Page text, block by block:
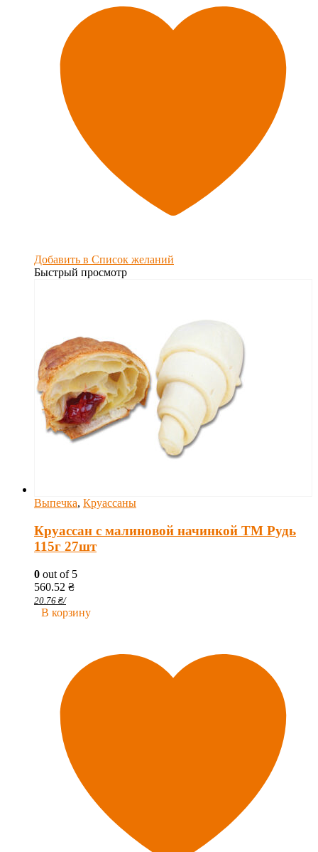
Добавить в Список желаний
Быстрый просмотр
Выпечка, Круассаны
Круассан с малиновой начинкой ТМ Рудь
115г 27шт
0 out of 5
560.52 ₴
20.76 ₴/
В корзину